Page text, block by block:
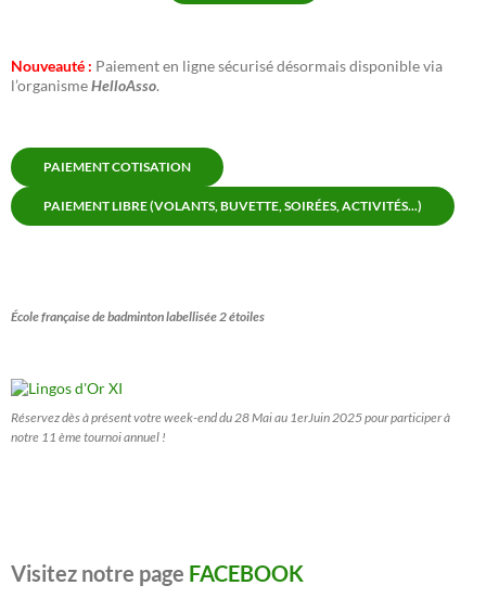
Nouveauté : Paiement en ligne sécurisé désormais disponible via
l’organismeHelloAsso.
PAIEMENT COTISATION
PAIEMENT LIBRE (VOLANTS, BUVETTE, SOIRÉES, ACTIVITÉS...)
École française de badminton labellisée 2 étoiles
Réservez dès à présent votre week-end du 28 Mai au 1erJuin 2025 pour participer à
notre 11 ème tournoi annuel !
Visitez notre page FACEBOOK